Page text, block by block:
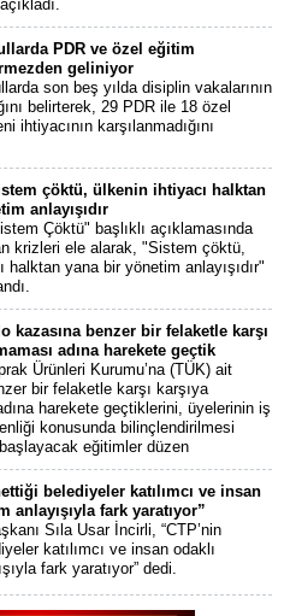
PDR ve özel eğitim
geliniyor
son beş yılda disiplin vakalarının
belirterek, 29 PDR ile 18 özel
ihtiyacının karşılanmadığını
çöktü, ülkenin ihtiyacı halktan
anlayışıdır
Çöktü" başlıklı açıklamasında
krizleri ele alarak, "Sistem çöktü,
halktan yana bir yönetim anlayışıdır"
kazasına benzer bir felaketle karşı
adına harekete geçtik
Ürünleri Kurumu’na (TÜK) ait
bir felaketle karşı karşıya
harekete geçtiklerini, üyelerinin iş
konusunda bilinçlendirilmesi
eğitimler düzen
belediyeler katılımcı ve insan
anlayışıyla fark yaratıyor”
Sıla Usar İncirli, “CTP’nin
katılımcı ve insan odaklı
fark yaratıyor” dedi.